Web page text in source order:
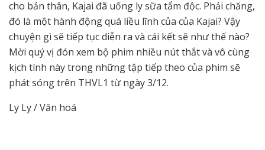
cho bản thân, Kajai đã uống ly sữa tẩm độc. Phải chăng,
đó là một hành động quá liều lĩnh của của Kajai? Vậy
chuyện gì sẽ tiếp tục diễn ra và cái kết sẽ như thế nào?
Mời quý vị đón xem bộ phim nhiều nút thắt và vô cùng
kịch tính này trong những tập tiếp theo của phim sẽ
phát sóng trên THVL1 từ ngày 3/12.
Ly Ly / Văn hoá